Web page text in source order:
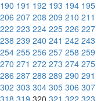
190 191 192 193 194 195
206 207 208 209 210 211
222 223 224 225 226 227
238 239 240 241 242 243
254 255 256 257 258 259
270 271 272 273 274 275
286 287 288 289 290 291
302 303 304 305 306 307
318 319 320 321 322 323